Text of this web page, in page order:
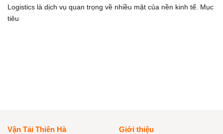
Logistics là dịch vụ quan trọng về nhiều mặt của nền kinh tế. Mục
tiêu
Vận Tải Thiên Hà Giới thiệu